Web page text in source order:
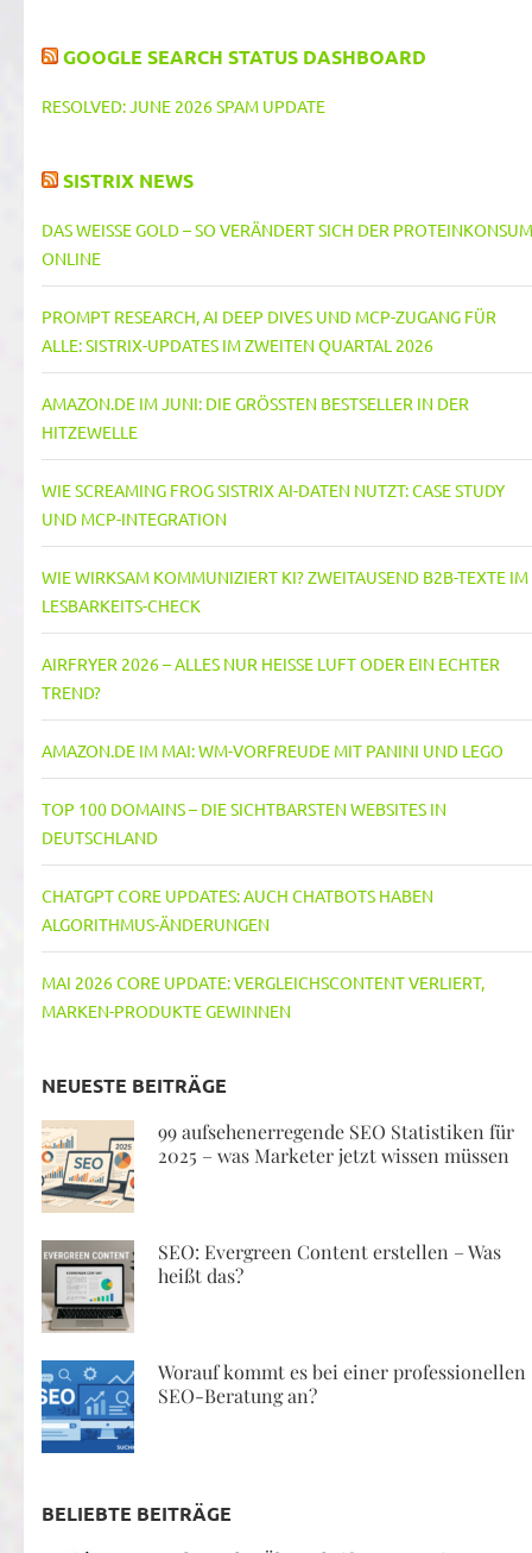
GOOGLE SEARCH STATUS DASHBOARD
RESOLVED: JUNE 2026 SPAM UPDATE
SISTRIX NEWS
DAS WEISSE GOLD – SO VERÄNDERT SICH DER PROTEINKONSUM O
NLINE
PROMPT RESEARCH, AI DEEP DIVES UND MCP-ZUGANG FÜR
ALLE: SISTRIX-UPDATES IM ZWEITEN QUARTAL 2026
AMAZON.DE IM JUNI: DIE GRÖSSTEN BESTSELLER IN DER H
ITZEWELLE
WIE SCREAMING FROG SISTRIX AI-DATEN NUTZT: CASE STUDY
UND MCP-INTEGRATION
WIE WIRKSAM KOMMUNIZIERT KI? ZWEITAUSEND B2B-TEXTE IM
LESBARKEITS-CHECK
AIRFRYER 2026 – ALLES NUR HEISSE LUFT ODER EIN ECHTER T
REND?
AMAZON.DE IM MAI: WM-VORFREUDE MIT PANINI UND LEGO
TOP 100 DOMAINS – DIE SICHTBARSTEN WEBSITES IN
DEUTSCHLAND
CHATGPT CORE UPDATES: AUCH CHATBOTS HABEN
ALGORITHMUS-ÄNDERUNGEN
MAI 2026 CORE UPDATE: VERGLEICHSCONTENT VERLIERT,
MARKEN-PRODUKTE GEWINNEN
NEUESTE BEITRÄGE
99 aufsehenerregende SEO Statistiken für
2025 – was Marketer jetzt wissen müssen
SEO: Evergreen Content erstellen – Was
heißt das?
Worauf kommt es bei einer professionellen
SEO-Beratung an?
BELIEBTE BEITRÄGE